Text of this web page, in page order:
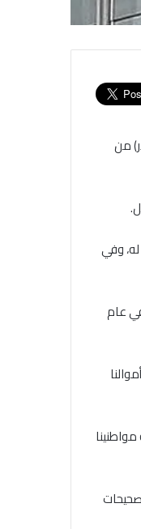
3.3 مليار يورو (3.8 مليار دولار) من
وفي
الخطأ المقدر 3.1 في المائة في عام
التصحيحات